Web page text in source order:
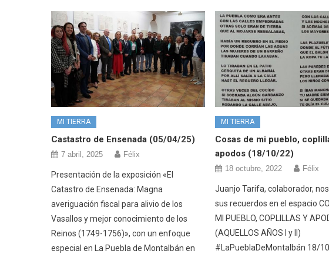
MI TIERRA
Castastro de Ensenada (05/04/25)
7 abril, 2025 Félix
Presentación de la exposición «El
Catastro de Ensenada: Magna
averiguación fiscal para alivio de los
Vasallos y mejor conocimiento de los
Reinos (1749-1756)», con un enfoque
especial en La Puebla de Montalbán en
MI TIERRA
Cosas de mi pueblo,
apodos (18/10/22)
18 octubre, 2022 Félix
Juanjo Tarifa, colaborador,
sus recuerdos en el espacio
MI PUEBLO, COPLILLAS Y
(AQUELLOS AÑOS I y II)
#LaPueblaDeMontalbán 18/